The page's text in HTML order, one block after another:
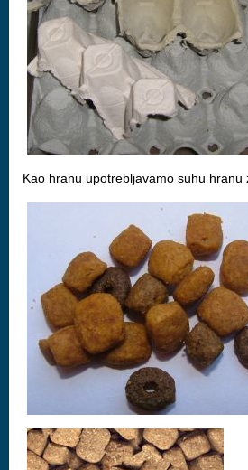
Kao hranu upotrebljavamo suhu